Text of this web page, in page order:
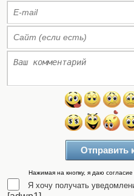
Нажимая на кнопку, я даю согласие
Я хочу получать